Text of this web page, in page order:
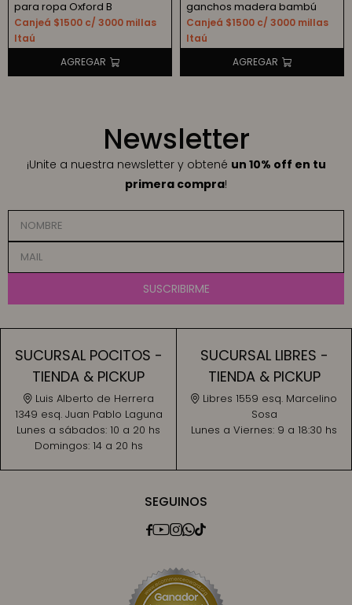
para ropa Oxford B
Canjeá $1500 c/ 3000 millas
Itaú
ganchos madera bambú
Canjeá $1500 c/ 3000 millas
Itaú
SEGUINOS

Newsletter
¡Unite a nuestra newsletter y obtené un 10% off en tu
primera compra!
SUSCRIBIRME
SUCURSAL POCITOS -
TIENDA & PICKUP
Luis Alberto de Herrera
1349 esq. Juan Pablo Laguna
Lunes a sábados: 10 a 20 hs
Domingos: 14 a 20 hs
SUCURSAL LIBRES -
TIENDA & PICKUP
Libres 1559 esq. Marcelino
Sosa
Lunes a Viernes: 9 a 18:30 hs